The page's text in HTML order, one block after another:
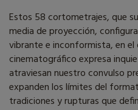
Estos 58 cortometrajes, que
media de proyección,
vibrante e inconformista, en el
cinematográfico expresa
atraviesan nuestro convulso
expanden los límites del
tradiciones y rupturas que